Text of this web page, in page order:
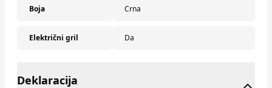
Boja Crna
Električni gril Da
Deklaracija